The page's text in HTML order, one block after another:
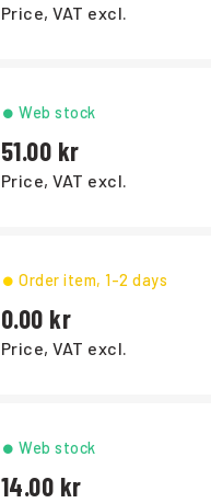
Price, VAT excl.
Price, VAT excl.
51.00
Web stock
Price, VAT excl.
0.00
Order item, 1-2 days
14.00
Web stock